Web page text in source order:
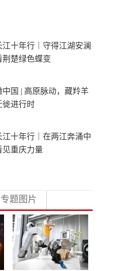
江十年行｜守得江湖安澜
荆楚绿色蝶变
中国 | 高原脉动，藏羚羊
徙进行时
江十年行｜在两江奔涌中
见重庆力量
专题图片